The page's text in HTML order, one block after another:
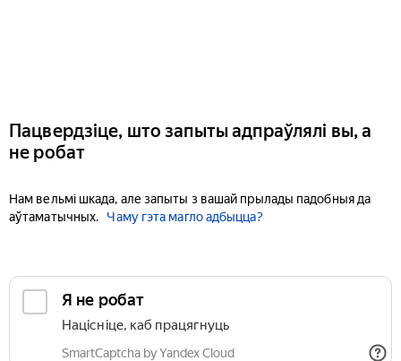
Пацвердзіце, што запыты адпраўлялі вы, а
не робат
Нам вельмі шкада, але запыты з вашай прылады падобныя да
аўтаматычных.
Чаму гэта магло адбыцца?
Я не робат
Націсніце, каб працягнуць
SmartCaptcha by Yandex Cloud